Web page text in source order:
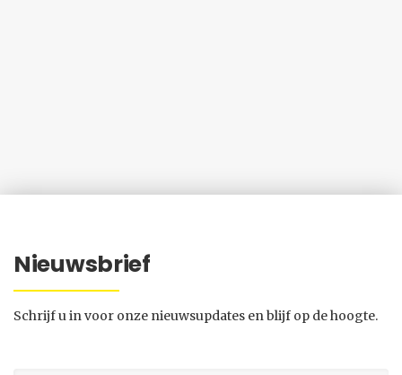
Nieuwsbrief
Schrijf u in voor onze nieuwsupdates en blijf op de hoogte.